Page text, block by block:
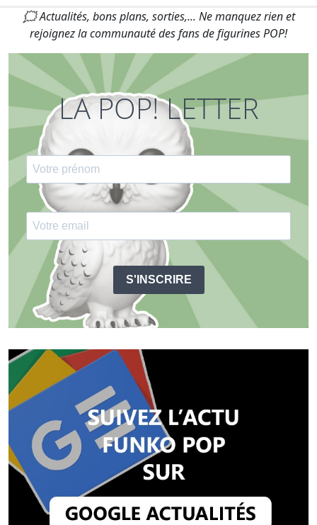
🗯 Actualités, bons plans, sorties,... Ne manquez rien et
rejoignez la communauté des fans de figurines POP!
LA POP! LETTER
S'INSCRIRE